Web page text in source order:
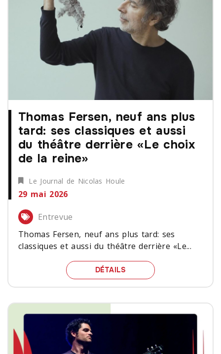
Thomas Fersen, neuf ans plus
tard: ses classiques et aussi
du théâtre derrière «Le choix
de la reine»
Le Journal de Nicolas Houle
29 mai 2026
Entrevue
Thomas Fersen, neuf ans plus tard: ses
classiques et aussi du théâtre derrière «Le...
DÉTAILS THOMAS FERSEN,